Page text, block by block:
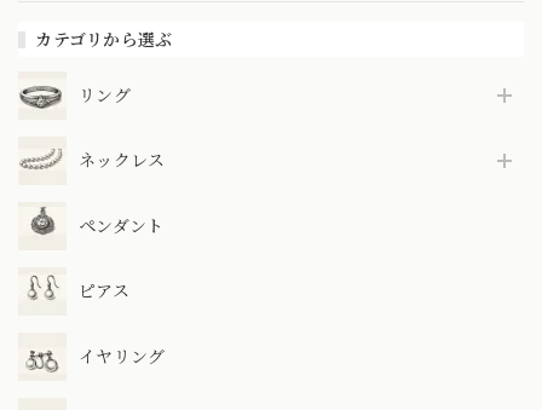
カテゴリから選ぶ
リング
ネックレス
ペンダント
ピアス
イヤリング